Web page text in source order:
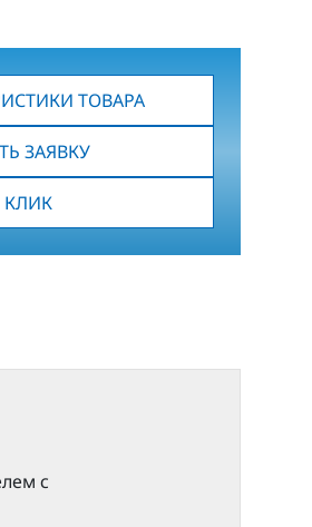
ТОВАРА
ЗАЯВКУ
КЛИК
с